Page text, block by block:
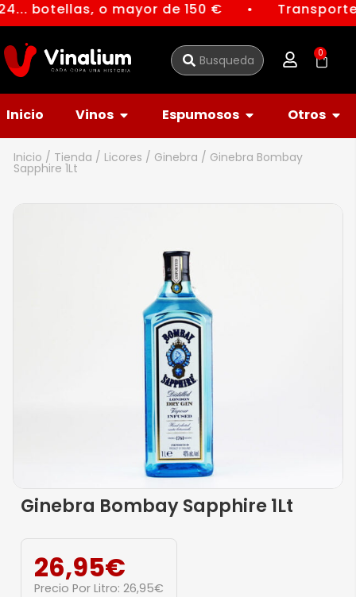
botellas, o mayor de 150 € ●
0
Inicio Vinos Espumosos Otros
Inicio / Tienda / Licores / Ginebra / Ginebra Bombay
Sapphire 1Lt
Ginebra Bombay Sapphire 1Lt
26,95€
Precio Por Litro: 26,95€